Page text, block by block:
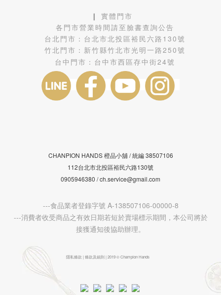
❙ 實體門市
各門市營業時間請至臉書查詢公告
台北門市： 台北市北投區裕民六路130號
竹北門市： 新竹縣竹北市光明一路250號
台中門市： 台中市西區存中街24號
CHANPION HANDS 橙品小舖 /統編38507106
112台北市北投區裕民六路130號
0905946380 / ch.service@gmail.com
---食品業者登錄字號 A-138507106-00000-8
---消費者收受商品之有效日期若短於賣場標示期間，本公司將於
接獲通知後協助辦理。
隱私條款 | 條款及細則 | 2019 © Champion Hands